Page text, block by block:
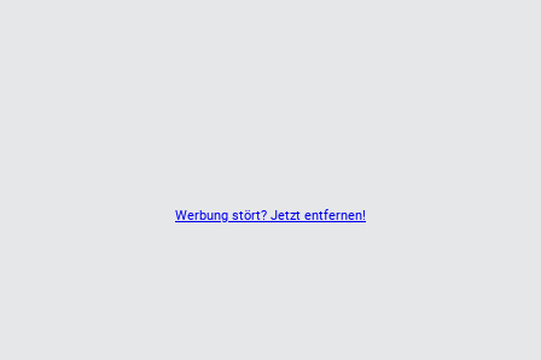
Werbung stört? Jetzt entfernen!